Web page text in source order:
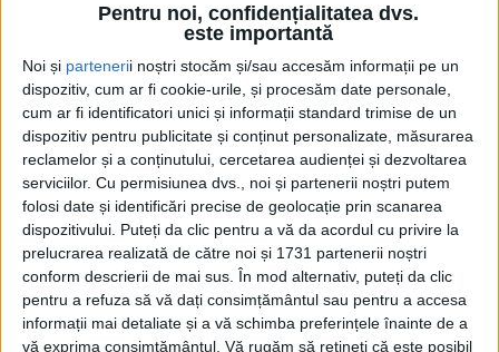
Pentru noi, confidențialitatea dvs.
este importantă
Noi și partenerii noștri stocăm și/sau accesăm informații pe un
dispozitiv, cum ar fi cookie-urile, și procesăm date personale,
cum ar fi identificatori unici și informații standard trimise de un
dispozitiv pentru publicitate și conținut personalizate, măsurarea
reclamelor și a conținutului, cercetarea audienței și dezvoltarea
serviciilor. Cu permisiunea dvs., noi și partenerii noștri putem
folosi date și identificări precise de geolocație prin scanarea
dispozitivului. Puteți da clic pentru a vă da acordul cu privire la
prelucrarea realizată de către noi și 1731 partenerii noștri
conform descrierii de mai sus. În mod alternativ, puteți da clic
pentru a refuza să vă dați consimțământul sau pentru a accesa
informații mai detaliate și a vă schimba preferințele înainte de a
vă exprima consimțământul. Vă rugăm să rețineți că este posibil
funcționează de nouă ani. Scopul principal al
activității didactice este reprezentat de dezvoltarea
competențelor lingvistice ale cursanților aparținînd
comunității academice cernăuțene, pentru facilitarea
comunicării dintre europeni de limbi și culturi
diferite, respectiv români și ucraineni, și a mobilității
și schimburilor. Cadrele didactice, studenții și
personalul administrativ care frecventează cursurile
provin de la diferite facultăți, între care Limbi străine,
Filologie, Științe economice, Geografie, Istorie,
Muzicologie, Educație fizică și sport, Medicină, Drept,
Pedagogie și Psihologie, Institutul de Biologie și